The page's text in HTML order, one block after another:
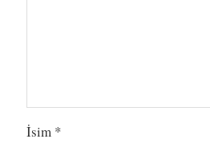
İsim *